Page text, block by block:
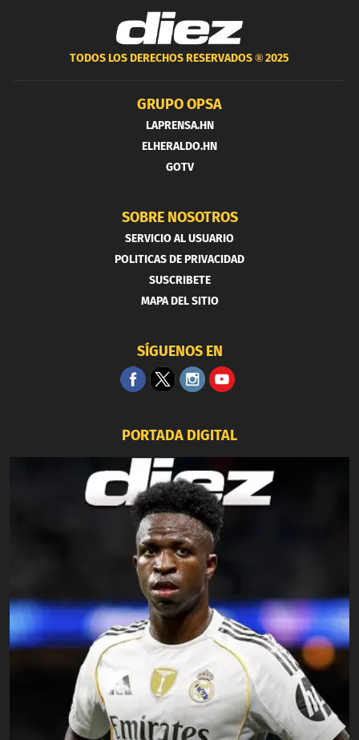
TODOS LOS DERECHOS RESERVADOS ®2025
GRUPO OPSA
LAPRENSA.HN
ELHERALDO.HN
GOTV
SOBRE NOSOTROS
SERVICIO AL USUARIO
POLITICAS DE PRIVACIDAD
SUSCRIBETE
MAPA DEL SITIO
SÍGUENOS EN
PORTADA DIGITAL